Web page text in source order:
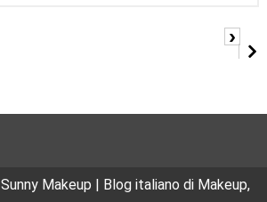
›
Sunny Makeup | Blog italiano di Makeup,